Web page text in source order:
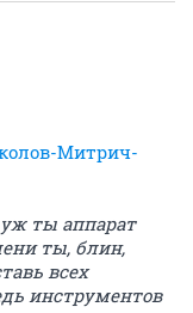
Митрич-
уж ты аппарат
ты, блин,
всех
инструментов